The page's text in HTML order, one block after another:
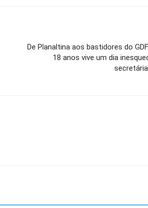
De Planaltina aos bastidores do
18 anos vive um dia